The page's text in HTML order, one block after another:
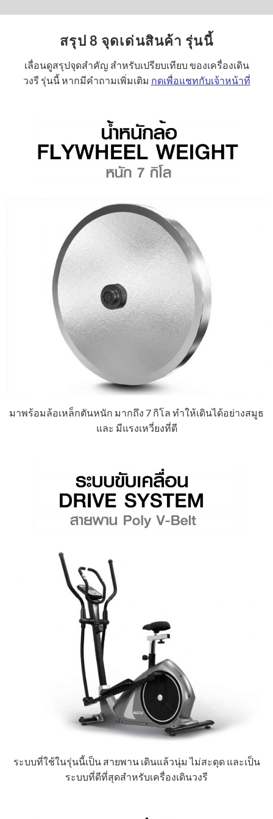
สรุป 8 จุดเด่นสินค้า รุ่นนี้
เลื่อนดูสรุปจุดสำคัญ สำหรับเปรียบเทียบ ของเครื่องเดิน
วงรี รุ่นนี้ หากมีคำถามเพิ่มเติม กดเพื่อแชทกับเจ้าหน้าที่
มาพร้อมล้อเหล็กตันหนัก มากถึง 7 กิโล ทำให้เดินได้อย่างสมูธ
และ มีแรงเหวี่ยงที่ดี
ระบบที่ใช้ในรุ่นนี้เป็น สายพาน เดินแล้วนุ่ม ไม่สะดุด และเป็น
ระบบที่ดีที่สุดสำหรับเครื่องเดินวงรี